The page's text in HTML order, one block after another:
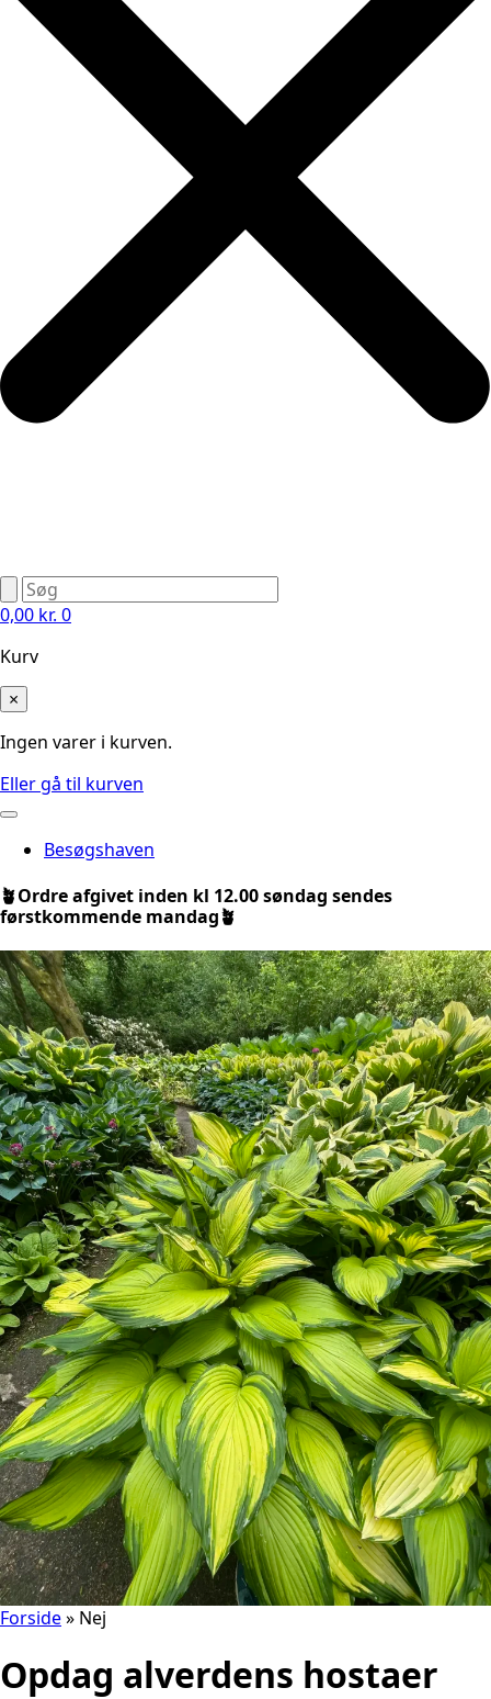
0,00 kr. 0
Kurv
×
Ingen varer i kurven.
Eller gå til kurven
Besøgshaven
🪴Ordre afgivet inden kl 12.00 søndag sendes
førstkommende mandag🪴
Forside» Nej
Opdag alverdens hostaer